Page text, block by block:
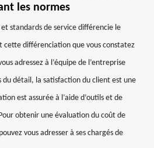
les normes
standards de service différencie le
cette différenciation que vous constatez
adressez à l’équipe de l’entreprise
du détail, la satisfaction du client est une
est assurée à l’aide d’outils et de
obtenir une évaluation du coût de
vous adresser à ses chargés de